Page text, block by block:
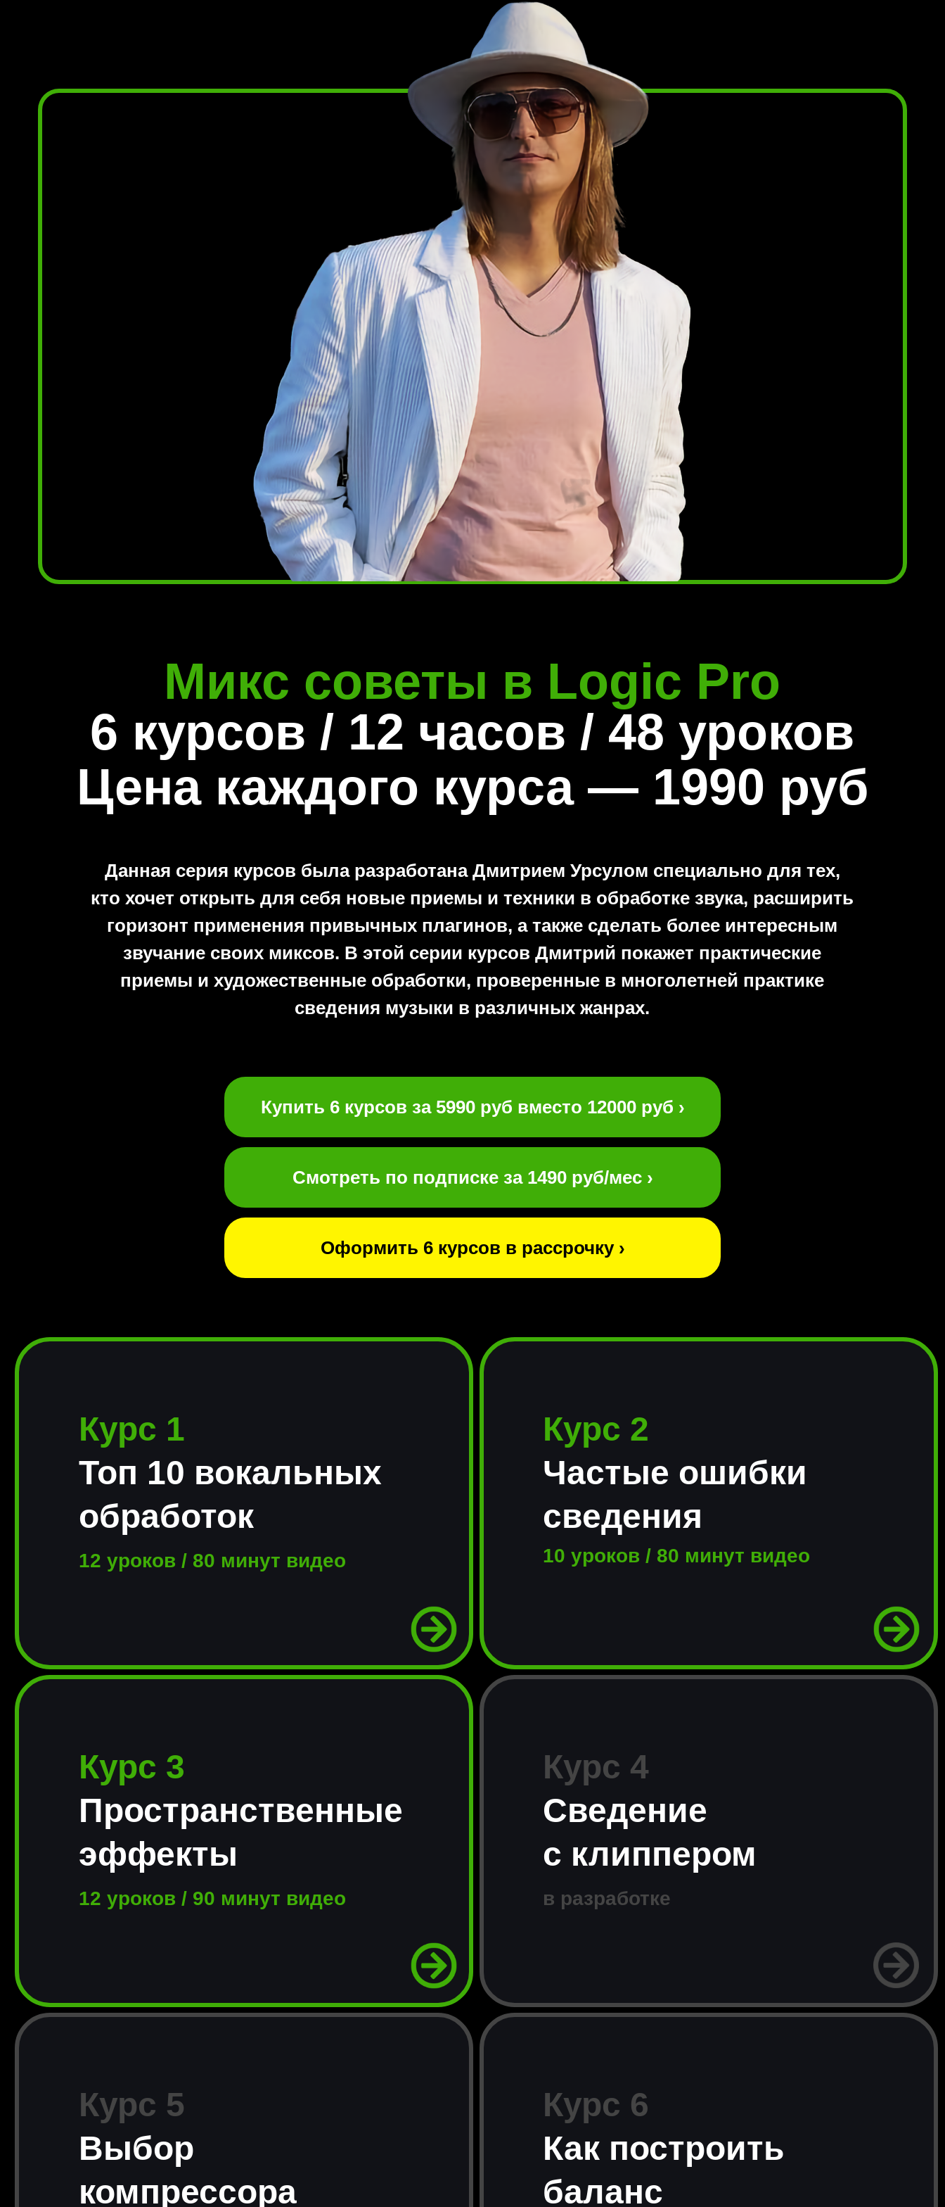
10 уроков / 80 минут видео
Курс 6
Как построить
баланс
Курс 2
Частые ошибки
сведения
Курс 3
Пространственные
эффекты
Смотреть по подписке за 1490 руб/мес ›
Курс 1
Топ 10 вокальных
обработок
12 уроков / 90 минут видео в разработке
Микс советы в Logic Pro
6 курсов / 12 часов / 48 уроков
Цена каждого курса — 1990 руб
Оформить 6 курсов в рассрочку ›
Купить 6 курсов за 5990 руб вместо 12000 руб ›
Курс 4
Сведение
с клиппером
Курс 5
Выбор
компрессора
12 уроков / 80 минут видео
Данная серия курсов была разработана Дмитрием Урсулом специально для тех,
кто хочет открыть для себя новые приемы и техники в обработке звука, расширить
горизонт применения привычных плагинов, а также сделать более интересным
звучание своих миксов. В этой серии курсов Дмитрий покажет практические
приемы и художественные обработки, проверенные в многолетней практике
сведения музыки в различных жанрах.